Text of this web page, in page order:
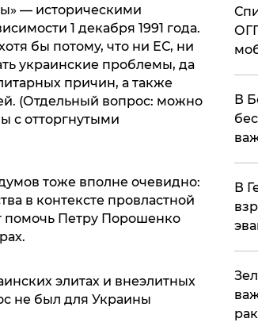
— историческими
1 декабря 1991 года.
бы потому, что ни ЕС, ни
украинские проблемы, да
причин, а также
(Отдельный вопрос: можно
с отторгнутыми
тоже вполне очевидно:
в контексте провластной
помочь Петру Порошенко
элитах и внеэлитных
не был для Украины
В
В